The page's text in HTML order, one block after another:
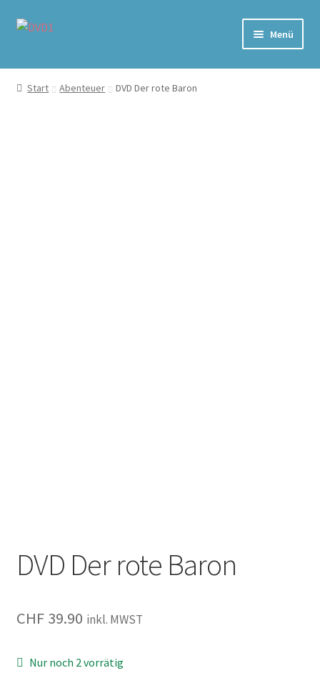
Zur
Zum
Menü
Home
Start Abenteuer DVD Der rote Baron
DVD Der rote Baron
CHF39.90 inkl. MWST
Nur noch 2 vorrätig